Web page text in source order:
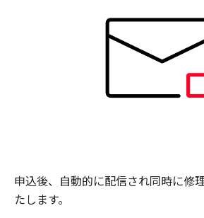
申込後、自動的に配信され同時に修
たします。